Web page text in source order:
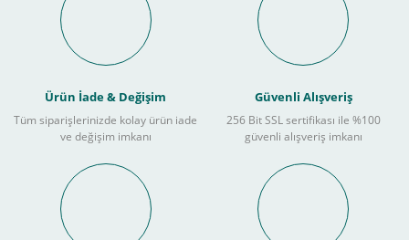
Ürün İade & Değişim
Tüm siparişlerinizde kolay ürün iade
ve değişim imkanı
Güvenli Alışveriş
256 Bit SSL sertifikası ile %100
güvenli alışveriş imkanı